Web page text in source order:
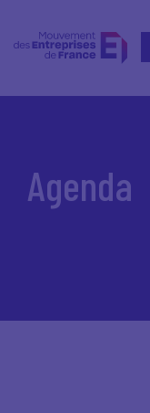
Agenda